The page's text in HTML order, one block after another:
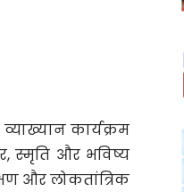
कार्यक्रम
स्मृति और भविष्य
और लोकतांत्रिक